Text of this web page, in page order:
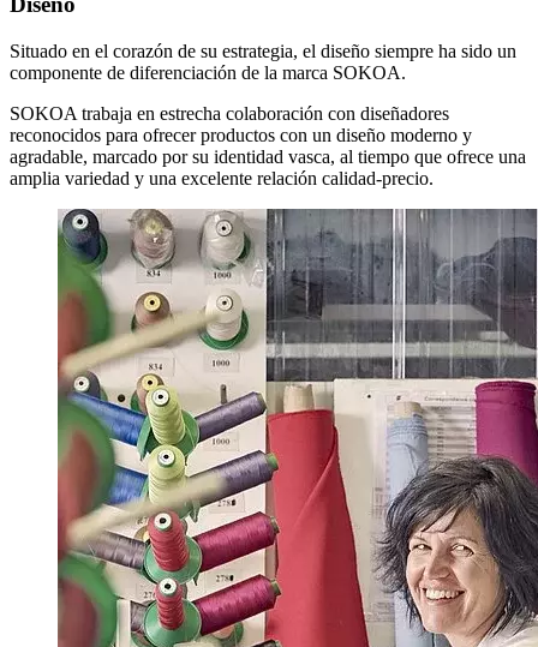
Situado en el corazón de su estrategia, el diseño siempre ha sido un
componente de diferenciación de la marca SOKOA.
SOKOA trabaja en estrecha colaboración con diseñadores
reconocidos para ofrecer productos con un diseño moderno y
agradable, marcado por su identidad vasca, al tiempo que ofrece una
amplia variedad y una excelente relación calidad-precio.